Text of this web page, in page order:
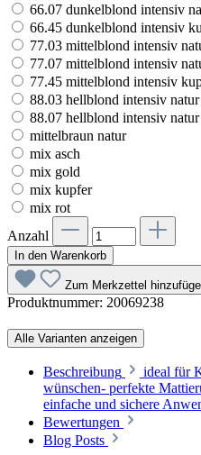
66.07 dunkelblond intensiv
66.45 dunkelblond intensiv
77.03 mittelblond intensiv
77.07 mittelblond intensiv
77.45 mittelblond intensiv
88.03 hellblond intensiv
88.07 hellblond intensiv natur
mittelbraun natur
mix asch
mix gold
mix kupfer
mix rot
Anzahl
In den Warenkorb
Zum Merkzettel
Produktnummer: 20069238
Alle Varianten anzeigen
Beschreibung
ideal für
wünschen- perfekte
einfache und sichere
Bewertungen
Blog Posts